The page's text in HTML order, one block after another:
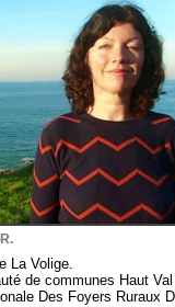
La Volige.
de communes Haut
Des Foyers Ruraux